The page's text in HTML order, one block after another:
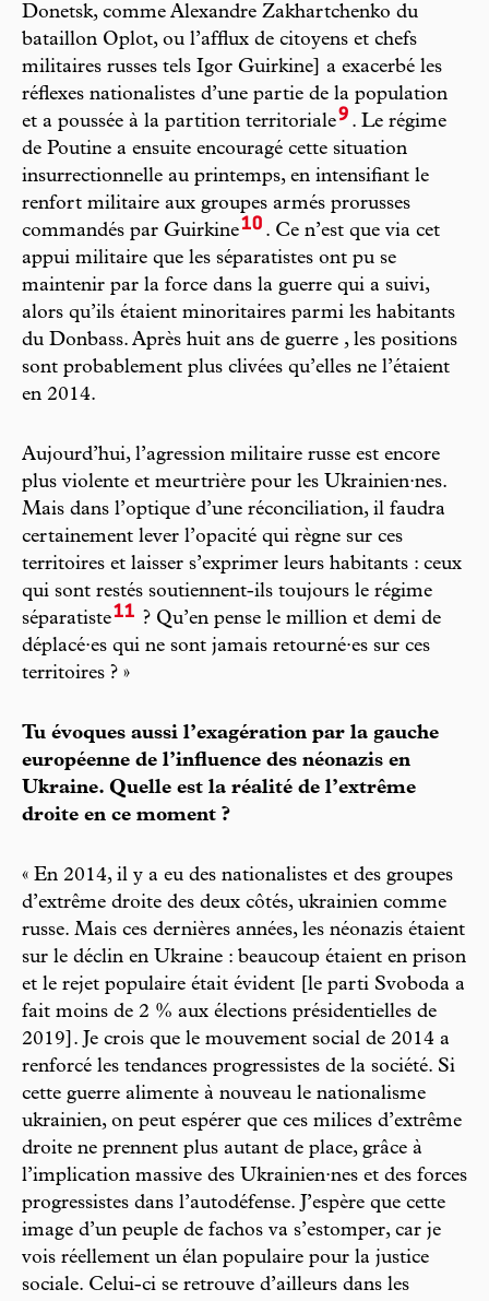
Donetsk, comme Alexandre Zakhartchenko du
bataillon Oplot, ou l’afflux de citoyens et chefs
militaires russes tels Igor Guirkine] a exacerbé les
réflexes nationalistes d’une partie de la population
et a poussée à la partition territoriale9 . Le régime
de Poutine a ensuite encouragé cette situation
insurrectionnelle au printemps, en intensifiant le
renfort militaire aux groupes armés prorusses
commandés par Guirkine10 . Ce n’est que via cet
appui militaire que les séparatistes ont pu se
maintenir par la force dans la guerre qui a suivi,
alors qu’ils étaient minoritaires parmi les habitants
du Donbass. Après huit ans de guerre , les positions
sont probablement plus clivées qu’elles ne l’étaient
en 2014.
Aujourd’hui, l’agression militaire russe est encore
plus violente et meurtrière pour les Ukrainien·nes.
Mais dans l’optique d’une réconciliation, il faudra
certainement lever l’opacité qui règne sur ces
territoires et laisser s’exprimer leurs habitants : ceux
qui sont restés soutiennent-ils toujours le régime
séparatiste11 ? Qu’en pense le million et demi de
déplacé·es qui ne sont jamais retourné·es sur ces
territoires ? »
Tu évoques aussi l’exagération par la gauche
européenne de l’influence des néonazis en
Ukraine. Quelle est la réalité de l’extrême
droite en ce moment ?
« En 2014, il y a eu des nationalistes et des groupes
d’extrême droite des deux côtés, ukrainien comme
russe. Mais ces dernières années, les néonazis étaient
sur le déclin en Ukraine : beaucoup étaient en prison
et le rejet populaire était évident [le parti Svoboda a
fait moins de 2 % aux élections présidentielles de
2019]. Je crois que le mouvement social de 2014 a
renforcé les tendances progressistes de la société. Si
cette guerre alimente à nouveau le nationalisme
ukrainien, on peut espérer que ces milices d’extrême
droite ne prennent plus autant de place, grâce à
l’implication massive des Ukrainien·nes et des forces
progressistes dans l’autodéfense. J’espère que cette
image d’un peuple de fachos va s’estomper, car je
vois réellement un élan populaire pour la justice
sociale. Celui-ci se retrouve d’ailleurs dans les